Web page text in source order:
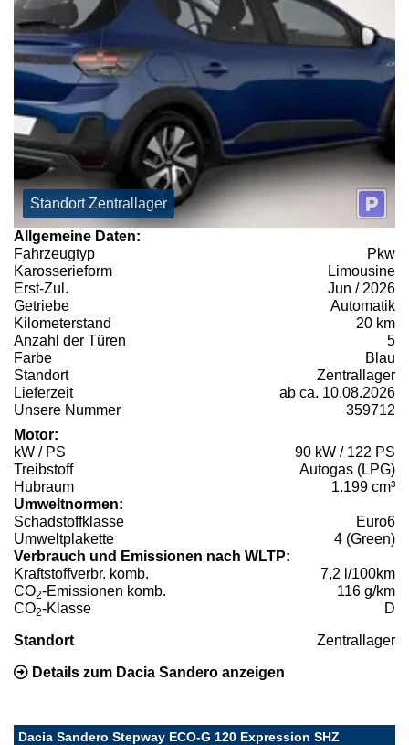
Standort Zentrallager
Allgemeine Daten:
Fahrzeugtyp
Pkw
Karosserieform
Limousine
Erst-Zul.
Jun / 2026
Getriebe
Automatik
Kilometerstand
20 km
Anzahl der Türen
5
Farbe
Blau
Standort
Zentrallager
Lieferzeit
ab ca. 10.08.2026
Unsere Nummer
359712
Motor:
kW / PS
90 kW / 122 PS
Treibstoff
Autogas (LPG)
Hubraum
1.199 cm³
Umweltnormen:
Schadstoffklasse
Euro6
Umweltplakette
4 (Green)
Verbrauch und Emissionen nach WLTP:
Kraftstoffverbr. komb.
7,2 l/100km
CO2-Emissionen komb.
116 g/km
CO2-Klasse D
Standort Zentrallager
Details zum Dacia Sandero anzeigen
Dacia Sandero Stepway ECO-G 120 Expression SHZ